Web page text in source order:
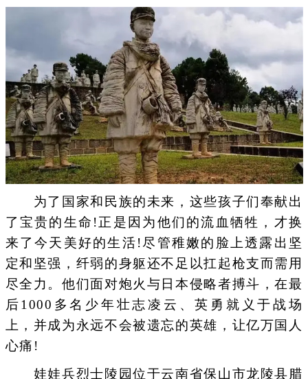
为了国家和民族的未来，这些孩子们奉献出
了宝贵的生命!正是因为他们的流血牺牲，才换
来了今天美好的生活!尽管稚嫩的脸上透露出坚
定和坚强，纤弱的身躯还不足以扛起枪支而需用
尽全力。他们面对炮火与日本侵略者搏斗，在最
后1000多名少年壮志凌云、英勇就义于战场
上，并成为永远不会被遗忘的英雄，让亿万国人
心痛!
娃娃兵烈士陵园位于云南省保山市龙陵县腊